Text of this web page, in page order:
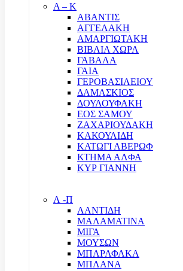
Α – Κ
ΑΒΑΝΤΙΣ
ΑΓΓΕΛΑΚΗ
ΑΜΑΡΓΙΩΤΑΚΗ
ΒΙΒΛΙΑ ΧΩΡΑ
ΓΑΒΑΛΑ
ΓΑΙΑ
ΓΕΡΟΒΑΣΙΛΕΙΟΥ
ΔΑΜΑΣΚΙΟΣ
ΔΟΥΛΟΥΦΑΚΗ
ΕΟΣ ΣΑΜΟΥ
ΖΑΧΑΡΙΟΥΔΑΚΗ
ΚΑΚΟΥΛΙΔΗ
ΚΑΤΩΓΙ ΑΒΕΡΩΦ
ΚΤΗΜΑ ΑΛΦΑ
ΚΥΡ ΓΙΑΝΝΗ
Λ -Π
ΛΑΝΤΙΔΗ
ΜΑΛΑΜΑΤΙΝΑ
ΜΙΓΑ
ΜΟΥΣΩΝ
ΜΠΑΡΑΦΑΚΑ
ΜΠΛΑΝΑ